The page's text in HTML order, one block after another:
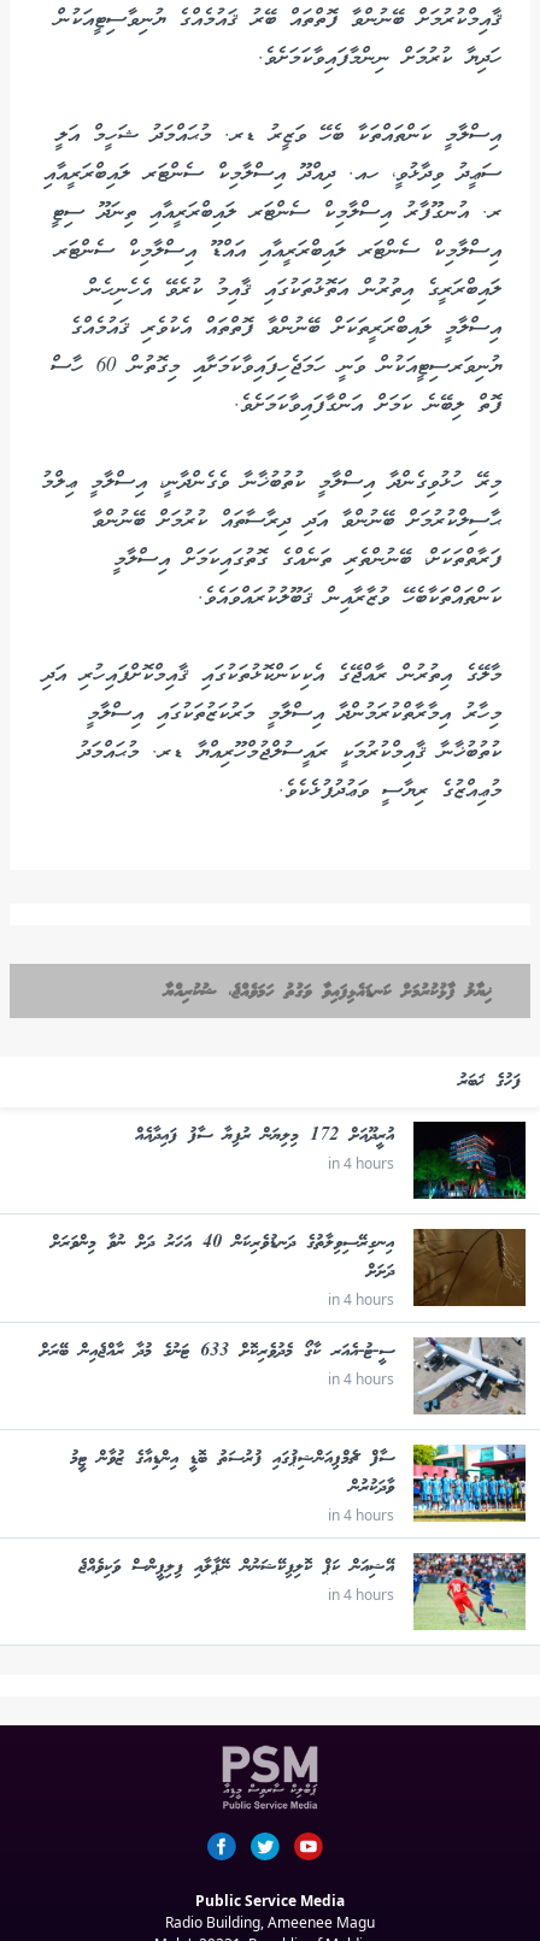
ޤާއިމްކުރުމަށް ބޭނުންވާ ފޮތްތައް ބޭރު ޤައުމެއްގެ ޔުނިވާސިޓީއަކުން
ހަދިޔާ ކުރުމަށް ނިންމާފައިވާކަމަށެވެ.
އިސްލާމީ ކަންތައްތަކާ ބެހޭ ވަޒީރު ޑރ. މުޙައްމަދު ޝަހީމް އަލީ
ސަޢީދު ވިދާޅުވީ، ހއ. ދިއްދޫ އިސްލާމިކް ސެންޓަރ ލައިބްރަރީއާއި
ރ. އުނގޫފާރު އިސްލާމިކް ސެންޓަރ ލައިބްރަރީއާއި ތިނަދޫ ސިޓީ
އިސްލާމިކް ސެންޓަރ ލައިބްރަރީއާއި އައްޑޫ އިސްލާމިކް ސެންޓަރ
ލައިބްރަރީގެ އިތުރުން އަތޮޅުތަކުގައި ޤާއިމު ކުރެވޭ އެހެނިހެން
އިސްލާމީ ލައިބްރަރީތަކަށް ބޭނުންވާ ފޮތްތައް އެކުވެރި ޤައުމެއްގެ
ޔުނިވަރސިޓީއަކުން ވަނީ ހަމަޖެހިފައިވާކަމަށާއި މިގޮތުން 60 ހާސް
ފޮތް ލިބޭނެ ކަމަށް އަންގާފައިވާކަމަށެވެ.
މިރޭ ހުޅުވިގެންދާ އިސްލާމީ ކުތުބުޚާނާ ވެގެންދާނީ، އިސްލާމީ ޢިލްމު
ޙާސިލްކުރުމަށް ބޭނުންވާ އަދި ދިރާސާތައް ކުރުމަށް ބޭނުންވާ
ފަރާތްތަކަށް، ބޭނުންތެރި ތަނެއްގެ ގޮތުގައިކަމަށް އިސްލާމީ
ކަންތައްތަކާބެހޭ ވުޒާރާއިން ޤަބޫލުކުރައްވައެވެ.
މާލޭގެ އިތުރުން ރާއްޖޭގެ އެކިކަންކޮޅުތަކުގައި ޤާއިމްކޮށްފައިހުރި އަދި
މިހާރު އިމާރާތްކުރަމުންދާ އިސްލާމީ މަރުކަޒުތަކުގައި އިސްލާމީ
ކުތުބުޚާނާ ޤާއިމްކުރުމަކީ ރައީސުލްޖުމްހޫރިއްޔާ ޑރ. މުޙައްމަދު
މުޢިއްޒުގެ ރިޔާސީ ވަޢުދުފުޅެކެވެ.
ޚިޔާލު ފާޅުކުރުމަށް ކަނޑައެޅިފައިވާ ވަގުތު ހަމަވެއްޖެ، ޝުކުރިއްޔާ
ފަހުގެ ޚަބަރު
އުރީދޫއަށް 172 މިލިޔަން ރުފިޔާ ސާފު ފައިދާއެއް
in 4 hours
އިނގިރޭސިވިލާތުގެ ދަނޑުވެރިކަން 40 އަހަރު ދަށް ނުވާ މިންވަރަށް
ދަށަށް
in 4 hours
ސީ-ޓު-އެއަރ ކާގޯ މެދުވެރިކޮށް 633 ޓަނުގެ މުދާ ރާއްޖެއިން ބޭރަށް
in 4 hours
ސާފް ޗެމްޕިއަންޝިޕުގައި ފުރުސަތު ބޮޑީ އިންޑިއާގެ ޒުވާން ޓީމު
ވާދަކުރުން
in 4 hours
އޭޝިއަން ކަޕް ކޮލިފިކޭޝަނުން ނޭޕާލާއި ފިލިޕީންސް ވަކިވެއްޖެ
in 4 hours
Public Service Media
Radio Building, Ameenee Magu